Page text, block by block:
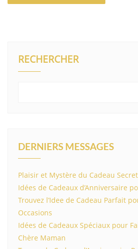
RECHERCHER
DERNIERS MESSAGES
Plaisir et Mystère du Cadeau
Idées de Cadeaux d’Anniversaire
Trouvez l’Idee de Cadeau Parfait
Occasions
Idées de Cadeaux Spéciaux pour
Chère Maman